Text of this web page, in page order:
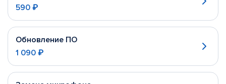
590 ₽
Обновление ПО
1 090 ₽